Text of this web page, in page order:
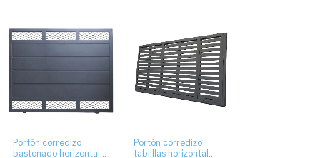
Portón corredizo
bastonado horizontal
Portón corredizo
tablillas horizontal